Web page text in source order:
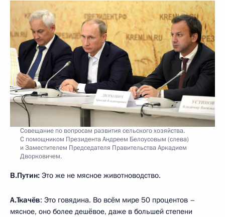
Совещание по вопросам развития сельского хозяйства.
С помощником Президента Андреем Белоусовым (слева)
и Заместителем Председателя Правительства Аркадием
Дворковичем.
В.Путин: Это же не мясное животноводство.
А.Ткачёв: Это говядина. Во всём мире 50 процентов –
мясное, оно более дешёвое, даже в большей степени